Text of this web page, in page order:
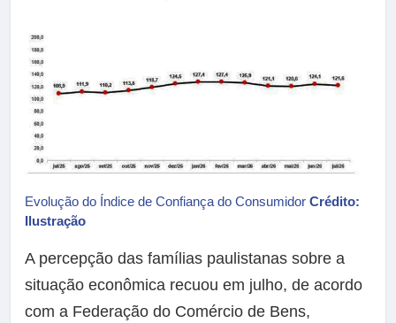
Evolução do Índice de Confiança do Consumidor Crédito:
Ilustração
A percepção das famílias paulistanas sobre a
situação econômica recuou em julho, de acordo
com a Federação do Comércio de Bens,